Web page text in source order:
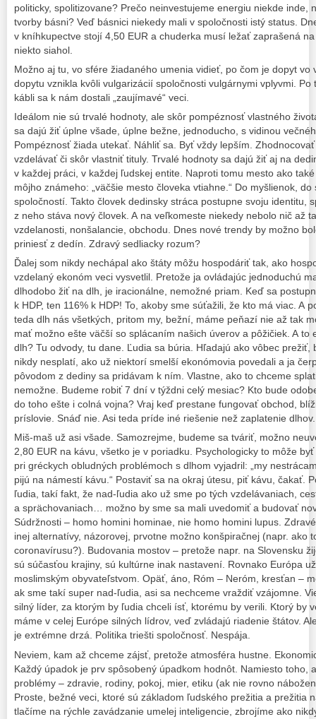
politicky, spolitizovane? Prečo neinvestujeme energiu niekde inde,
tvorby básni? Veď básnici niekedy mali v spoločnosti istý status.
v kníhkupectve stojí 4,50 EUR a chuderka musí ležať zaprašená
niekto siahol.
Možno aj tu, vo sfére žiadaného umenia vidieť, po čom je dopyt vo
dopytu vznikla kvôli vulgarizácií spoločnosti vulgárnymi vplyvmi.
kábli sa k nám dostali „zaujímavé“ veci.
Ideálom nie sú trvalé hodnoty, ale skôr pompéznosť vlastného
sa dajú žiť úplne všade, úplne bežne, jednoducho, s vidinou
Pompéznosť žiada utekať. Náhliť sa. Byť vždy lepším.
vzdelávať či skôr vlastniť tituly. Trvalé hodnoty sa dajú žiť aj na
v každej práci, v každej ľudskej entite. Naproti tomu mesto ako
môjho známeho: „väčšie mesto človeka vtiahne.“ Do myšlienok,
spoločností. Takto človek dedinsky stráca postupne svoju identitu,
z neho stáva nový človek. A na veľkomeste niekedy nebolo nič až
vzdelanosti, nonšalancie, obchodu. Dnes nové trendy by možno
priniesť z dedín. Zdravý sedliacky rozum?
Ďalej som nikdy nechápal ako štáty môžu hospodáriť tak, ako
vzdelaný ekonóm veci vysvetlil. Pretože ja ovládajúc jednoduchú
dlhodobo žiť na dlh, je iracionálne, nemožné priam. Keď sa
k HDP, ten 116% k HDP! To, akoby sme súťažili, že kto má viac. A
teda dlh nás všetkých, pritom my, bežní, máme peňazí nie až tak
mať možno ešte väčší so splácaním našich úverov a pôžičiek. A to
dlh? Tu odvody, tu dane. Ľudia sa búria. Hľadajú ako vôbec prežiť,
nikdy nesplatí, ako už niektorí smelší ekonómovia povedali a ja
pôvodom z dediny sa pridávam k ním. Vlastne, ako to chceme
nemožne. Budeme robiť 7 dní v týždni celý mesiac? Kto bude
do toho ešte i colná vojna? Vraj keď prestane fungovať obchod,
príslovie. Snáď nie. Asi teda príde iné riešenie než zaplatenie
Miš-maš už asi všade. Samozrejme, budeme sa tváriť, možno
2,80 EUR na kávu, všetko je v poriadku. Psychologicky to môže
pri gréckych obludných problémoch s dlhom vyjadril: „my
pijú na námestí kávu.“ Postaviť sa na okraj útesu, piť kávu, čakať.
ľudia, takí fakt, že nad-ľudia ako už sme po tých vzdelávaniach,
a sprächovaniach… možno by sme sa mali uvedomiť a budovať
Súdržnosti – homo homini hominae, nie homo homini lupus.
inej alternatívy, názorovej, prvotne možno konšpiračnej (napr. ako
coronavírusu?). Budovania mostov – pretože napr. na Slovensku
sú súčasťou krajiny, sú kultúrne inak nastavení. Rovnako Európa
moslimským obyvateľstvom. Opäť, áno, Róm – Neróm, kresťan –
ak sme takí super nad-ľudia, asi sa nechceme vraždiť vzájomne.
silný líder, za ktorým by ľudia chceli ísť, ktorému by verili. Ktorý by
máme v celej Európe silných lídrov, veď zvládajú riadenie štátov.
je extrémne drzá. Politika triešti spoločnosť. Nespája.
Neviem, kam až chceme zájsť, pretože atmosféra hustne.
Každý úpadok je prv spôsobený úpadkom hodnôt. Namiesto toho,
problémy – zdravie, rodiny, pokoj, mier, etiku (ak nie rovno
Proste, bežné veci, ktoré sú základom ľudského prežitia a prežitia
tlačíme na rýchle zavádzanie umelej inteligencie, zbrojíme ako